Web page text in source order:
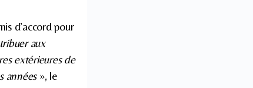
d’accord pour
aux
extérieures de
années», le